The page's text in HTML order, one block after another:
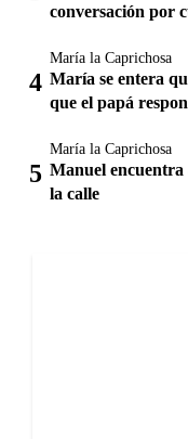
conversación por
María la Caprichosa
María se entera
que el papá
María la Caprichosa
Manuel encuentra
la calle